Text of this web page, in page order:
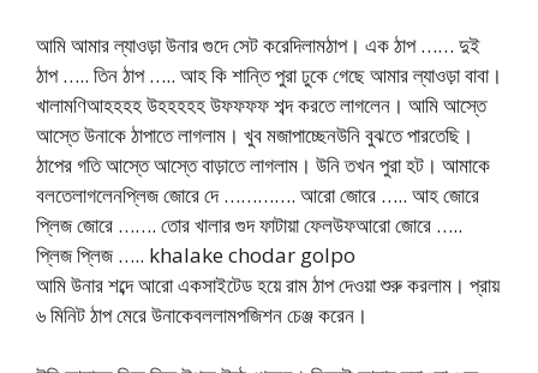
আমি আমার ল্যাওড়া উনার গুদে সেট করেদিলামঠাপ। এক ঠাপ …… দুই
ঠাপ ….. তিন ঠাপ ….. আহ কি শান্তি পুরা ঢুকে গেছে আমার ল্যাওড়া বাবা।
খালামণিআহহহহ উহহহহহ উফফফফ শব্দ করতে লাগলেন। আমি আস্তে
আস্তে উনাকে ঠাপাতে লাগলাম। খুব মজাপাচ্ছেনউনি বুঝতে পারতেছি।
ঠাপের গতি আস্তে আস্তে বাড়াতে লাগলাম। উনি তখন পুরা হট। আমাকে
বলতেলাগলেনপ্লিজ জোরে দে …………. আরো জোরে ….. আহ জোরে
প্লিজ জোরে ……. তোর খালার গুদ ফাটায়া ফেলউফআরো জোরে …..
প্লিজ প্লিজ ….. khalake chodar golpo
আমি উনার শব্দে আরো একসাইটেড হয়ে রাম ঠাপ দেওয়া শুরু করলাম। প্রায়
৬ মিনিট ঠাপ মেরে উনাকেবললামপজিশন চেঞ্জ করেন।